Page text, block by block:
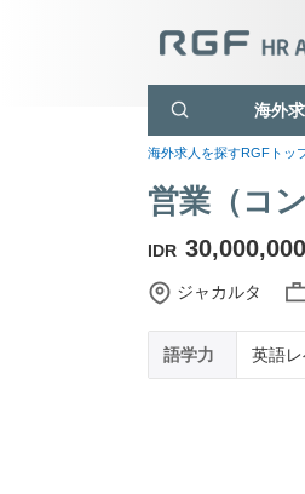
海外
海外求人を探すRGFトッ
営業（コ
IDR
ジャカルタ
語学力 英語